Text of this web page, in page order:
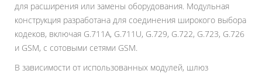
для расширения или замены оборудования. Модульная
конструкция разработана для соединения широкого выбора
кодеков, включая G.711A, G.711U, G.729, G.722, G.723, G.726
и GSM, с сотовыми сетями GSM.
В зависимости от использованных модулей, шлюз